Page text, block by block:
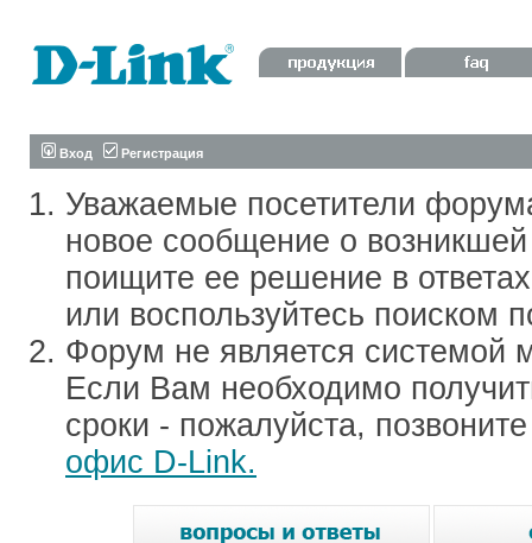
Вход Регистрация
Уважаемые посетители
новое сообщение о
поищите ее решение в
или воспользуйтесь поиском
Форум не является системой
Если Вам необходимо
сроки - пожалуйста,
офис D-Link.